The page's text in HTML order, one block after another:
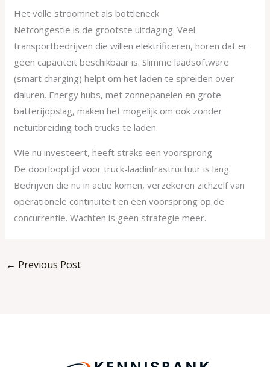
Het volle stroomnet als bottleneck
Netcongestie is de grootste uitdaging. Veel
transportbedrijven die willen elektrificeren, horen dat er
geen capaciteit beschikbaar is. Slimme laadsoftware
(smart charging) helpt om het laden te spreiden over
daluren. Energy hubs, met zonnepanelen en grote
batterijopslag, maken het mogelijk om ook zonder
netuitbreiding toch trucks te laden.
Wie nu investeert, heeft straks een voorsprong
De doorlooptijd voor truck-laadinfrastructuur is lang.
Bedrijven die nu in actie komen, verzekeren zichzelf van
operationele continuïteit en een voorsprong op de
concurrentie. Wachten is geen strategie meer.
← Previous Post